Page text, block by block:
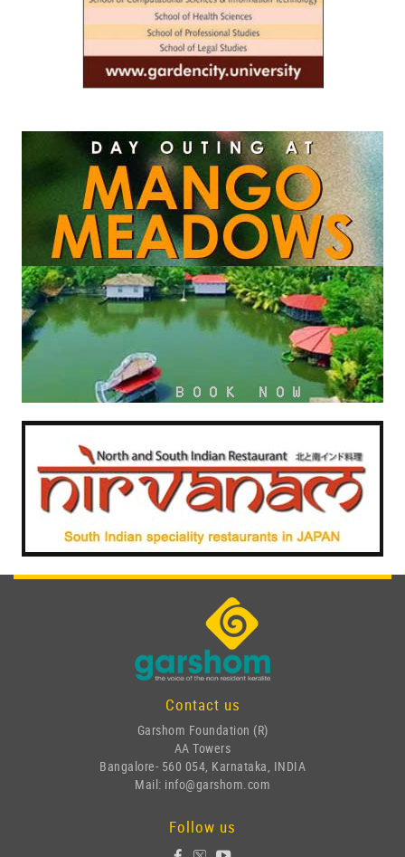
Contact us
Garshom Foundation (R)
AA Towers
Bangalore- 560 054, Karnataka, INDIA
Mail: info@garshom.com
Follow us